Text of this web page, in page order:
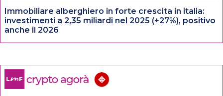
Immobiliare alberghiero in forte crescita in italia:
investimenti a 2,35 miliardi nel 2025 (+27%), positivo
anche il 2026